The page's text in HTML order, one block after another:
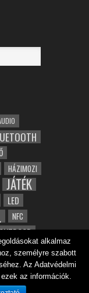
HÁZIMOZI
JÁTÉK
LED
NFC
ZENE ZÖLD
alkalmaz
személyre szabott
Az Adatvédelmi
az információk.